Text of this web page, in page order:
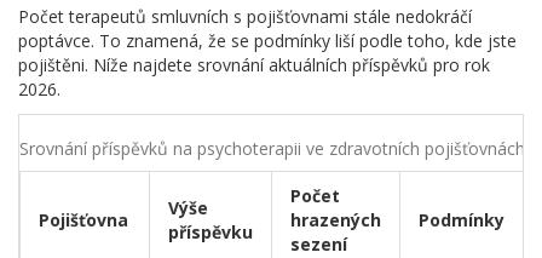
Počet terapeutů smluvních s pojišťovnami stále nedokráčí
poptávce. To znamená, že se podmínky liší podle toho, kde jste
pojištěni. Níže najdete srovnání aktuálních příspěvků pro rok
2026.
Srovnání příspěvků na psychoterapii ve zdravotních pojišťovnách
Pojišťovna
Výše
příspěvku
Počet
hrazených
sezení
Podmínky